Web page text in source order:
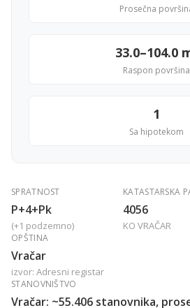
Prosečna
33.0–104.0
Raspon površina
1
Sa hipotekom
SPRATNOST
P+4+Pk
(+1 podzemno)
KATASTARSKA
4056
KO VRAČAR
OPŠTINA
Vračar
izvor: Adresni registar
STANOVNIŠTVO
Vračar: ~55.406 stanovnika,